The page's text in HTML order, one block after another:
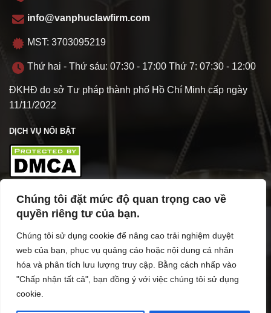
Chúng tôi đặt mức độ quan trọng cao về
quyền riêng tư của bạn.
Chúng tôi sử dụng cookie để nâng cao trải nghiệm duyệt
web của bạn, phục vụ quảng cáo hoặc nội dung cá nhân
hóa và phân tích lưu lượng truy cập. Bằng cách nhấp vào
"Chấp nhận tất cả", bạn đồng ý với việc chúng tôi sử dụng
cookie.
info@vanphuclawfirm.com
MST: 3703095219
Thứ hai - Thứ sáu: 07:30 - 17:00 Thứ 7: 07:30 - 12:00
ĐKHĐ do sở Tư pháp thành phố Hồ Chí Minh cấp ngày
11/11/2022
DỊCH VỤ NỔI BẬT
TÌM HIỂU VỀ VPL